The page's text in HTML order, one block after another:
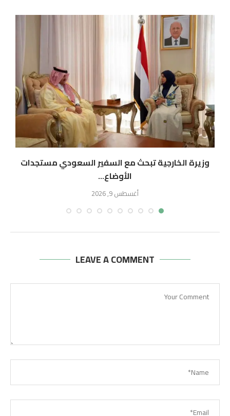
وزيرة الخارجية تبحث مع السفير السعودي مستجدات
الأوضاع...
أغسطس 9, 2026
LEAVE A COMMENT